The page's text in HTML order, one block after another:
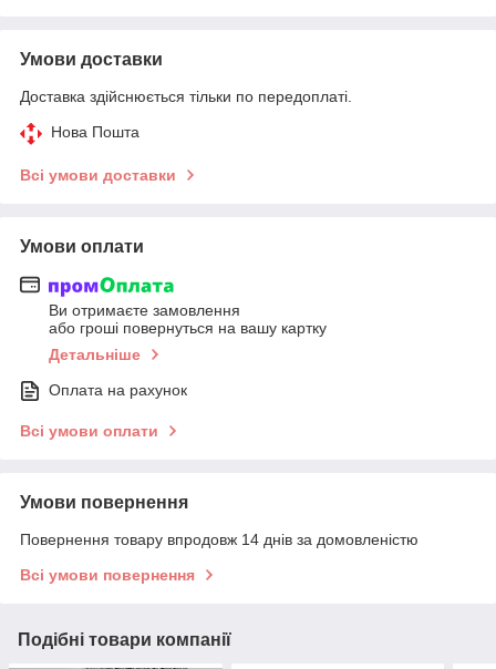
Умови доставки
Доставка здійснюється тільки по передоплаті.
Нова Пошта
Всі умови доставки
Умови оплати
Ви отримаєте замовлення
або гроші повернуться на вашу картку
Детальніше
Оплата на рахунок
Всі умови оплати
Умови повернення
Повернення товару впродовж 14 днів за домовленістю
Всі умови повернення
Подібні товари компанії